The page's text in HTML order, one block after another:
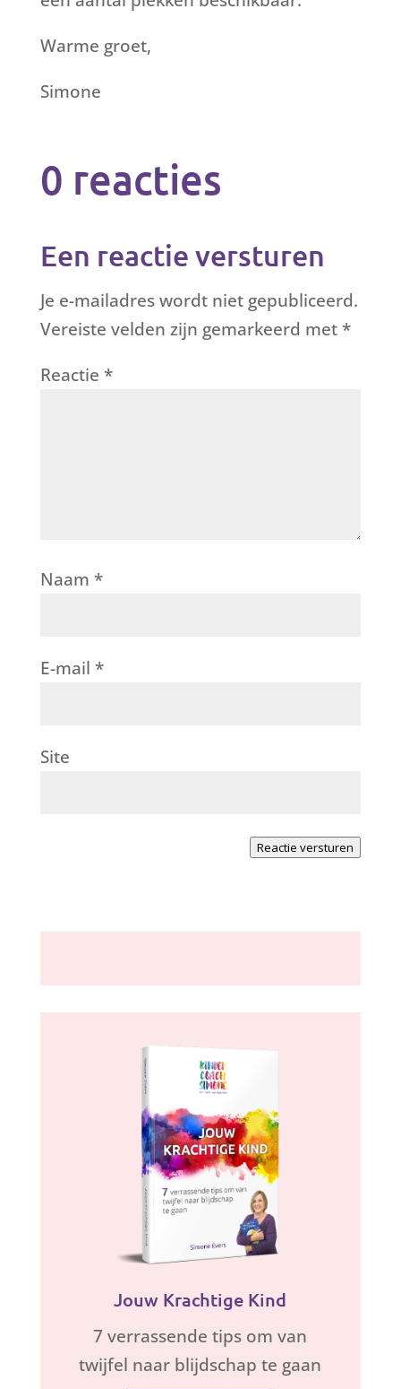
Warme groet,
Simone
0 reacties
Een reactie versturen
Je e-mailadres wordt niet gepubliceerd.
Vereiste velden zijn gemarkeerd met *
Reactie *
Naam *
E-mail *
Site
Reactie versturen
Jouw Krachtige Kind
7 verrassende tips om van
twijfel naar blijdschap te gaan